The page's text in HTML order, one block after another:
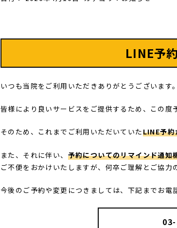
LINE予
いつも当院をご利用いただきありがとうございます。
皆様により良いサービスをご提供するため、この度
そのため、これまでご利用いただいていたLINE予約
また、それに伴い、 予約についてのリマインド通知
ご不便をおかけいたしますが、何卒ご理解とご協力
今後のご予約や変更につきましては、下記までお電